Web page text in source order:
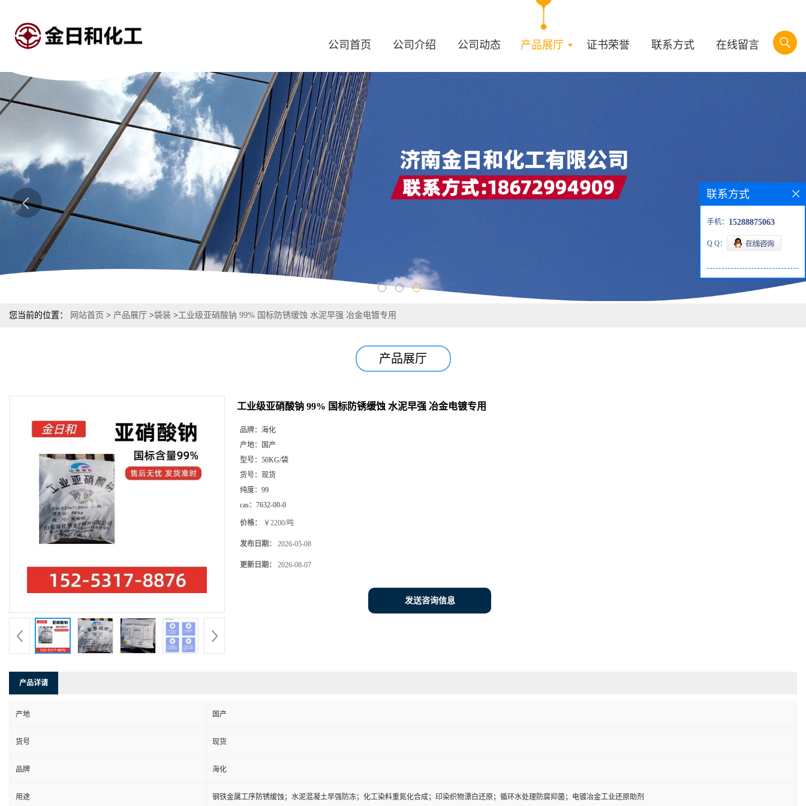
公司首页 公司介绍 公司动态 产品展厅 证书荣誉 联系方式 在线留言
您当前的位置： 网站首页 > 产品展厅 >袋装 >工业级亚硝酸钠 99% 国标防锈缓蚀 水泥早强 冶金电镀专用
产品展厅
工业级亚硝酸钠 99% 国标防锈缓蚀 水泥早强 冶金电镀专用
品牌： 海化
产地：
国产
型号： 50KG/袋
货号： 现货
纯度： 99
cas： 7632-00-0
价格： ￥2200/吨
发布日期： 2026-05-08
更新日期： 2026-08-07
发送咨询信息
产品详请
产地 国产
货号 现货
品牌 海化
用途 钢铁金属工序防锈缓蚀；水泥混凝土早强防冻；化工染料重氮化合成；印染织物漂白还原；循环水处理防腐抑菌；电镀冶金工业还原助剂
联系方式
手机： 15288875063
Q Q：